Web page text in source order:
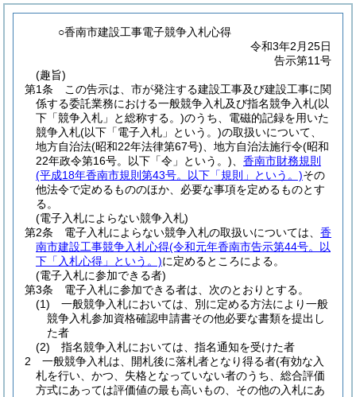
○香南市建設工事電子競争入札心得
令和3年2月25日
告示第11号
(趣旨)
第1条
この告示は、市が発注する建設工事及び建設工事に関
係する委託業務における一般競争入札及び指名競争入札(以
下「競争入札」と総称する。)のうち、電磁的記録を用いた
競争入札(以下「電子入札」という。)の取扱いについて、
地方自治法(昭和22年法律第67号) 、地方自治法施行令(昭和
22年政令第16号。以下「令」という。)
香南市財務規則
(平成18年香南市規則第43号。以下「規則」という。)その
他法令で定めるもののほか、必要な事項を定めるものとす
る。
(電子入札によらない競争入札)
第2条
電子入札によらない競争入札の取扱いについては、 香
南市建設工事競争入札心得(令和元年香南市告示第44号。以
下「入札心得」という。)に定めるところによる。
(電子入札に参加できる者)
第3条
電子入札に参加できる者は、次のとおりとする。
(1)
一般競争入札においては、別に定める方法により一般
競争入札参加資格確認申請書その他必要な書類を提出し
た者
(2)
指名競争入札においては、指名通知を受けた者
2
一般競争入札は、開札後に落札者となり得る者(有効な入
札を行い、かつ、失格となっていない者のうち、総合評価
方式にあっては評価値の最も高いもの、その他の入札にあ